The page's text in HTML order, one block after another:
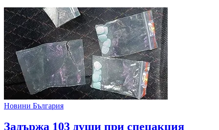
Новини България
Задържа 103 души при спецакция